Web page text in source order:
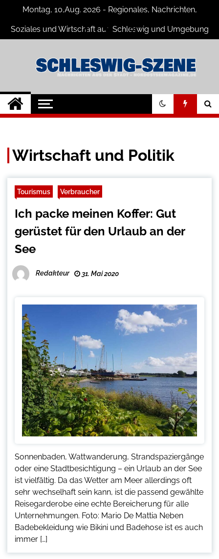
content
Montag, 10,Aug. 2026 - Regionales, Nachrichten,
Soziales und Wirtschaft aus Schleswig und Umgebung
Schleswig Szene
Neuigkeiten und Nachrichten aus
Schleswig und Umgebung
Wirtschaft und Politik
Tourismus Verbraucher
Ich packe meinen Koffer: Gut
gerüstet für den Urlaub an der
See
Redakteur 31. Mai 2020
Sonnenbaden, Wattwanderung, Strandspaziergänge
oder eine Stadtbesichtigung – ein Urlaub an der See
ist vielfältig. Da das Wetter am Meer allerdings oft
sehr wechselhaft sein kann, ist die passend gewählte
Reisegarderobe eine echte Bereicherung für alle
Unternehmungen. Foto: Mario De Mattia Neben
Badebekleidung wie Bikini und Badehose ist es auch
immer […]